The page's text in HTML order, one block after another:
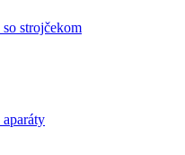
strojčekom